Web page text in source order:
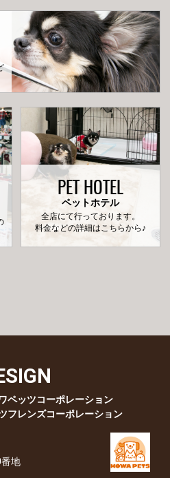
PET HOTEL
ペットホテル
全店にて行っております。
料金などの詳細はこちらから♪
ペッツコーポレーション
フレンズコーポレーション
地